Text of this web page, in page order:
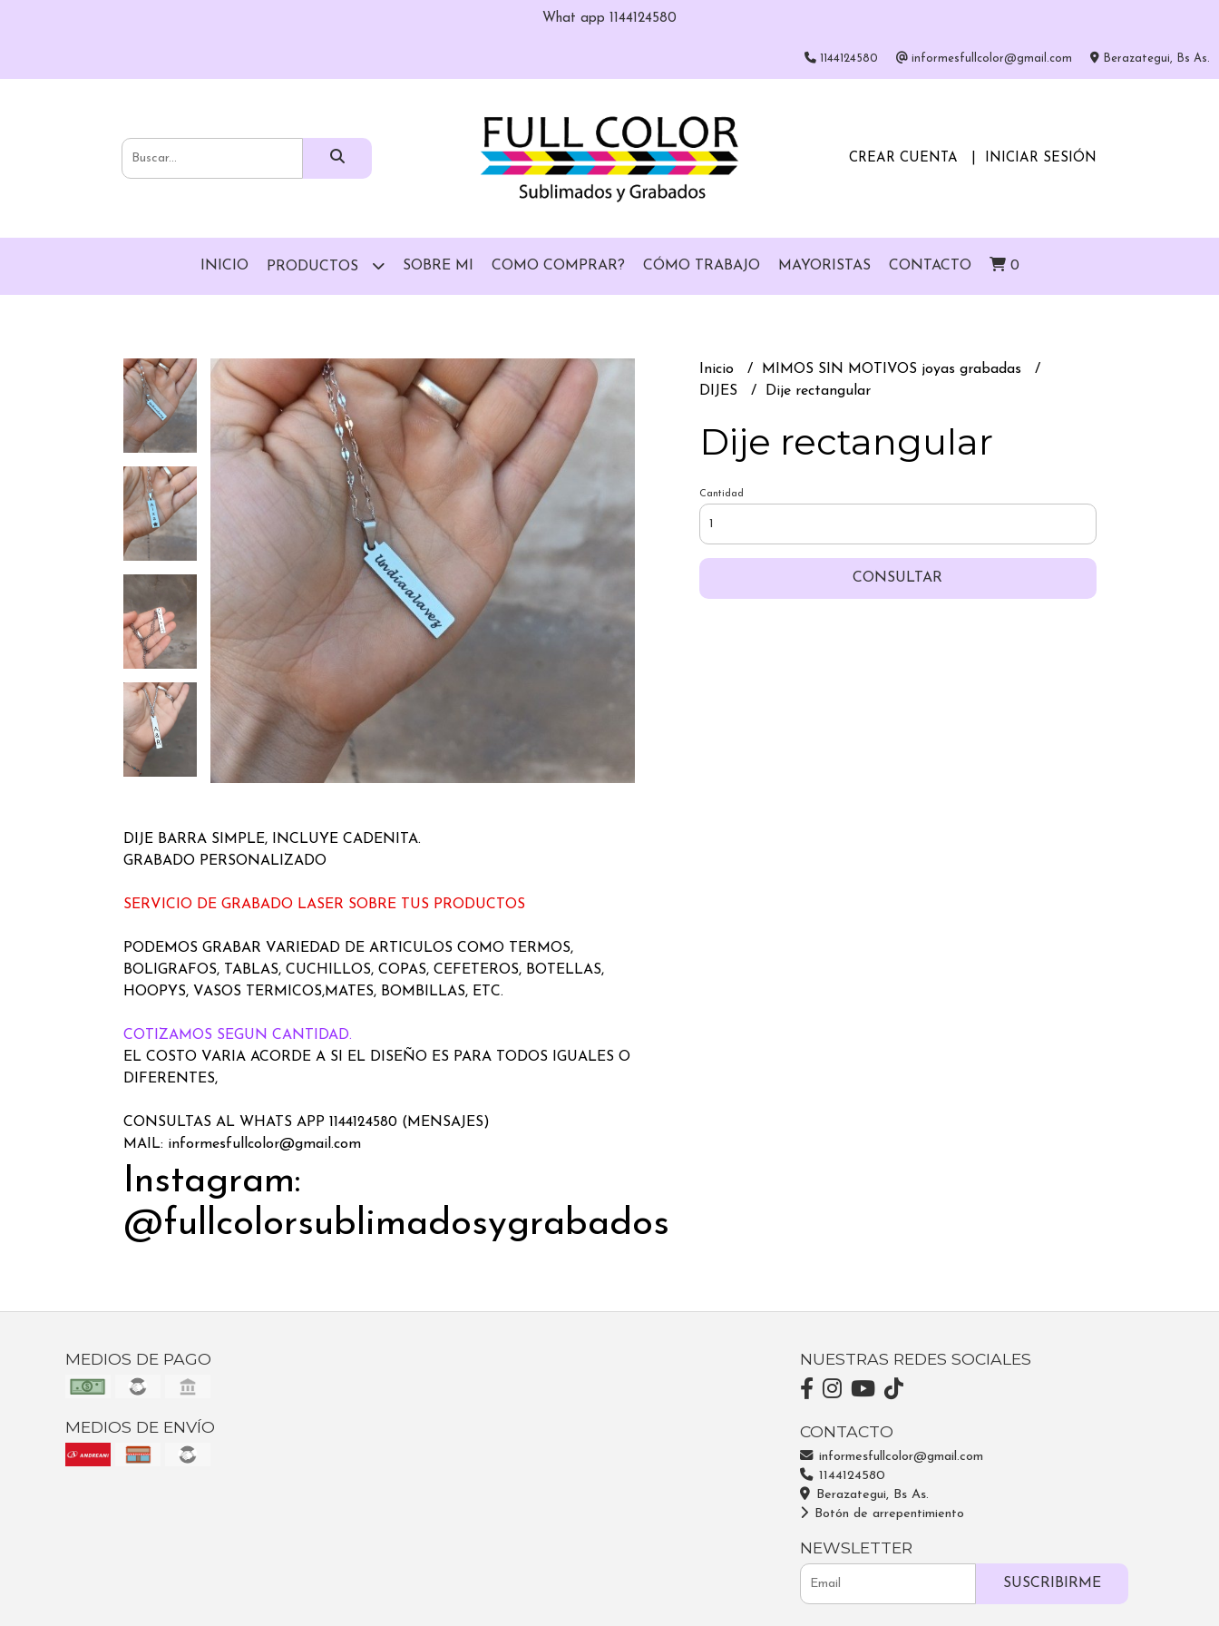
What app 1144124580
1144124580 informesfullcolor@gmail.com Berazategui, Bs As.
CREAR CUENTA INICIAR SESIÓN
INICIO PRODUCTOS SOBRE MI COMO COMPRAR? CÓMO TRABAJO MAYORISTAS CONTACTO 0
DIJE BARRA SIMPLE, INCLUYE CADENITA.
GRABADO PERSONALIZADO
SERVICIO DE GRABADO LASER SOBRE TUS PRODUCTOS
PODEMOS GRABAR VARIEDAD DE ARTICULOS COMO TERMOS,
BOLIGRAFOS, TABLAS, CUCHILLOS, COPAS, CEFETEROS, BOTELLAS,
HOOPYS, VASOS TERMICOS,MATES, BOMBILLAS, ETC.
COTIZAMOS SEGUN CANTIDAD.
EL COSTO VARIA ACORDE A SI EL DISEÑO ES PARA TODOS IGUALES O
DIFERENTES,
CONSULTAS AL WHATS APP 1144124580 (MENSAJES)
MAIL: informesfullcolor@gmail.com
Instagram:
@fullcolorsublimadosygrabados
Inicio
MIMOS SIN MOTIVOS joyas grabadas
DIJES
Dije rectangular
Dije rectangular
Cantidad
CONSULTAR
MEDIOS DE PAGO
MEDIOS DE ENVÍO
NUESTRAS REDES SOCIALES
CONTACTO
informesfullcolor@gmail.com
1144124580
Berazategui, Bs As.
Botón de arrepentimiento
NEWSLETTER
SUSCRIBIRME